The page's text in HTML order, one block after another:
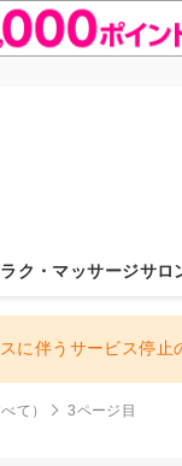
ラク・マッサージサロ
に伴うサービス停
て） 3ページ目